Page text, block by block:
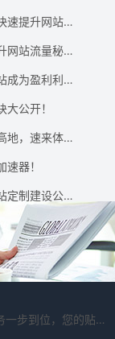
搜狗关键词优化，口碑推荐，快速提升网站流量神器！
揭秘高效关键词优化，轻松提升网站流量秘诀！
企业网站优化咨询，让您的网站成为盈利利器！
公开！
搜狗新榜速登首页，抢占流量高地，速来体验！
器！
十大搜狗优化的公司名称是网站定制建设公司有哪些?
搜狗总部电话，优化服务一步到位，您的贴心助手！